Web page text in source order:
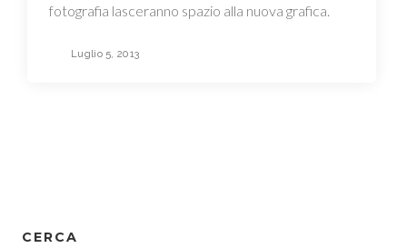
fotografia lasceranno spazio alla nuova grafica.
Luglio 5, 2013
CERCA